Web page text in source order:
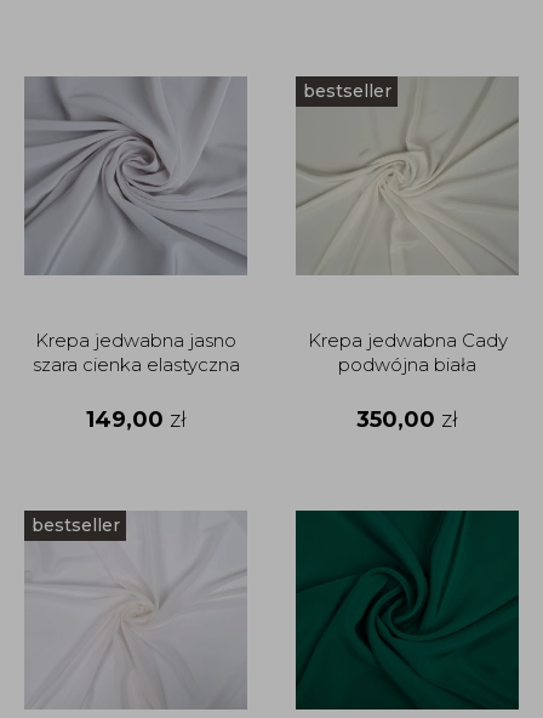
Krepa jedwabna jasno
szara cienka elastyczna
149,00 zł
bestseller
Krepa jedwabna Cady
podwójna biała
350,00 zł
bestseller